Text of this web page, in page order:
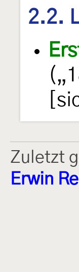
2.2.
Zuletzt
Erwin